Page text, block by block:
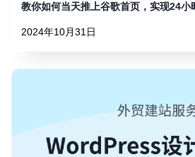
教你如何当天推上谷歌首页，实现24小
2024年10月31日